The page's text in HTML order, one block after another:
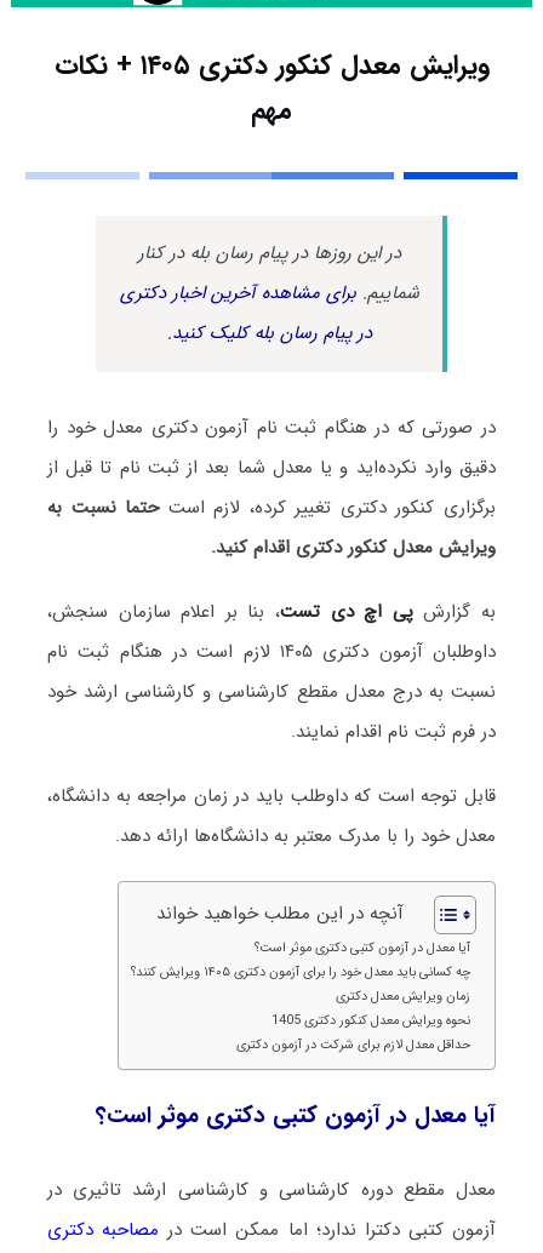
ویرایش معدل کنکور دکتری ۱۴۰۵ + نکات
مهم
در این روزها در پیام رسان بله در کنار
شماییم.برای مشاهده آخرین اخبار دکتری
در پیام رسان بله کلیک کنید.
در صورتی که در هنگام ثبت نام آزمون دکتری معدل خود را
دقیق وارد نکرده‌اید و یا معدل شما بعد از ثبت نام تا قبل از
برگزاری کنکور دکتری تغییر کرده، لازم استحتما نسبت به
ویرایش معدل کنکور دکتری اقدام کنید.
به گزارشپی اچ دی تست، بنا بر اعلام سازمان سنجش،
داوﻃﻠﺒﺎن آزمون دکتری ۱۴۰۵ لازم است در هنگام ثبت نام
نسبت به درج معدل مقطع کارشناسی و کارشناسی ارشد خود
در فرم ثبت نام اقدام نمایند.
قابل توجه است که داوﻃﻠﺐ ﺑﺎﻳﺪ در زﻣﺎن ﻣﺮاﺟﻌﻪ ﺑﻪ داﻧﺸﮕﺎه،
ﻣﻌﺪل ﺧﻮد را ﺑﺎ ﻣﺪرک ﻣﻌﺘﺒﺮ ﺑﻪ داﻧﺸﮕﺎهﻫﺎ اراﺋﻪ دﻫﺪ.
آنچه در این مطلب خواهید خواند
آیا معدل در آزمون کتبی دکتری موثر است؟
چه کسانی باید معدل خود را برای آزمون دکتری ۱۴۰۵ ویرایش کنند؟
زمان ویرایش معدل دکتری
نحوه ویرایش معدل کنکور دکتری 1405
حداقل معدل لازم برای شرکت در آزمون دکتری
آیا معدل در آزمون کتبی دکتری موثر است؟
معدل مقطع دوره کارشناسی و کارشناسی ارشد تاثیری در
آزمون کتبی دکترا ندارد؛ اما ممکن است در مصاحبه دکتری